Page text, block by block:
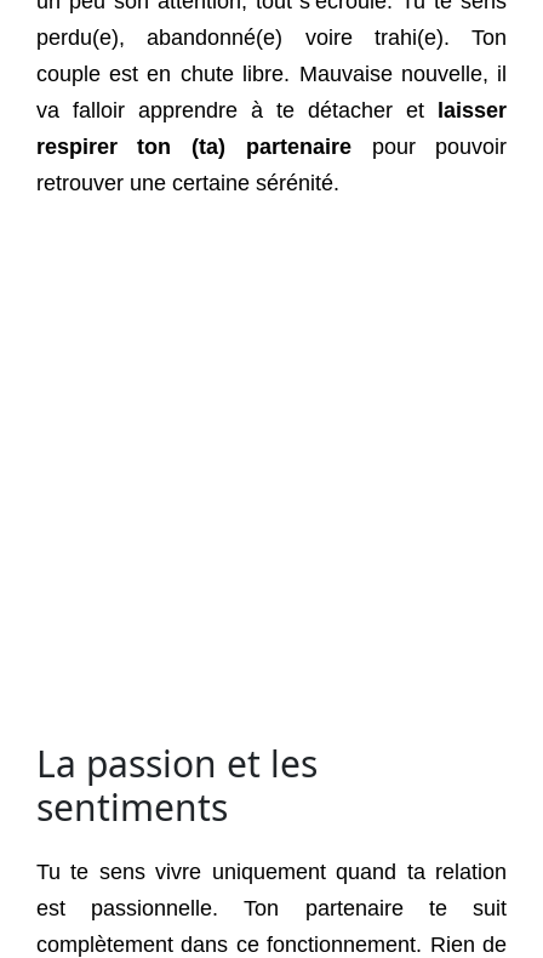
perdu(e), abandonné(e) voire trahi(e). Ton
couple est en chute libre. Mauvaise nouvelle, il
va falloir apprendre à te détacher et
laisser
respirer ton (ta) partenairepour pouvoir
retrouver une certaine sérénité.
La passion et les
sentiments
Tu te sens vivre uniquement quand ta relation
est passionnelle. Ton partenaire te suit
complètement dans ce fonctionnement. Rien de